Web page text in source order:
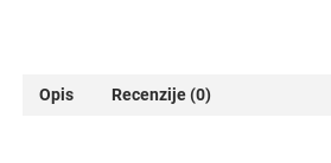
Opis Recenzije (0)